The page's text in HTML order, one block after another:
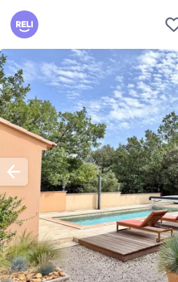
Reli